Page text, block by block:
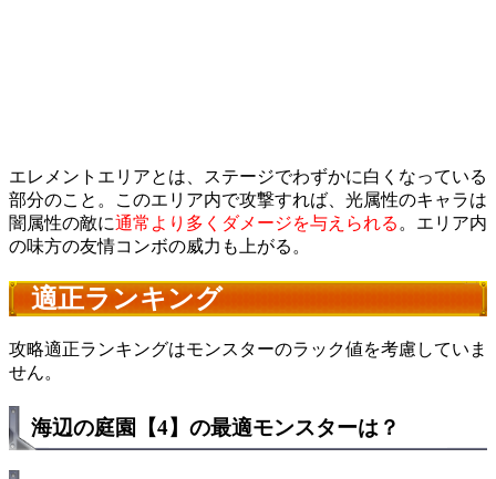
エレメントエリアとは、ステージでわずかに白くなっている
部分のこと。このエリア内で攻撃すれば、光属性のキャラは
闇属性の敵に通常より多くダメージを与えられる 。エリア内
の味方の友情コンボの威力も上がる。
適正ランキング
攻略適正ランキングはモンスターのラック値を考慮していま
せん。
海辺の庭園【4】の最適モンスターは？